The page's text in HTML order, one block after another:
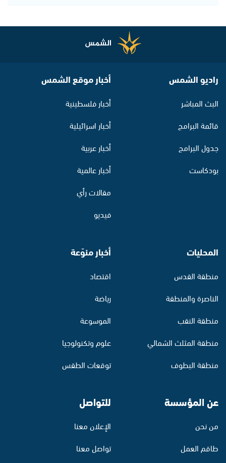
راديو الشمس
البث المباشر
قائمة البرامج
جدول البرامج
بودكاست
أخبار موقع الشمس
أخبار فلسطينية
أخبار اسرائيلية
أخبار عربية
أخبار عالمية
مقالات رأي
فيديو
المحليات
منطقة القدس
الناصرة والمنطقة
منطقة النقب
منطقة المثلث الشمالي
منطقة البطوف
أخبار منوّعة
اقتصاد
رياضة
الموسوعة
علوم وتكنولوجيا
توقعات الطقس
عن المؤسسة
من نحن
طاقم العمل
للتواصل
الإعلان معنا
تواصل معنا